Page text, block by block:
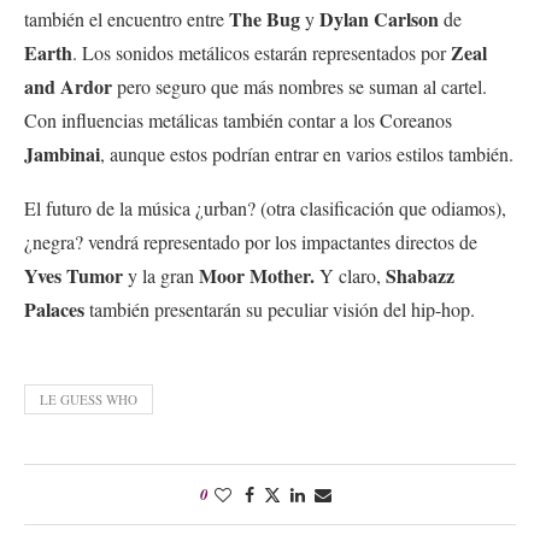
también el encuentro entreThe BugyDylan Carlson de
Earth. Los sonidos metálicos estarán representados porZeal
and Ardorpero seguro que más nombres se suman al cartel.
Con influencias metálicas también contar a los Coreanos
Jambinai, aunque estos podrían entrar en varios estilos también.
El futuro de la música ¿urban? (otra clasificación que odiamos),
¿negra? vendrá representado por los impactantes directos de
Yves Tumory la gran Moor Mother.Y claro, Shabazz
Palacestambién presentarán su peculiar visión del hip-hop.
LE GUESS WHO
0